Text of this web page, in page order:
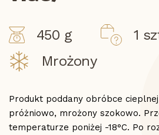
450 g
1
Mrożony
Produkt poddany obróbce
próżniowo, mrożony szokowo.
temperaturze poniżej -18°C. Po